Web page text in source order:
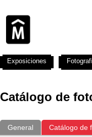
Catálogo de
General Catálogo de
Exposiciones